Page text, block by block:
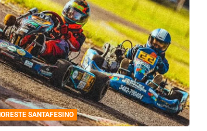
SANTAFESINO